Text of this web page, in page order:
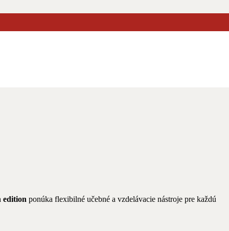
edition ponúka flexibilné učebné a vzdelávacie nástroje pre každú